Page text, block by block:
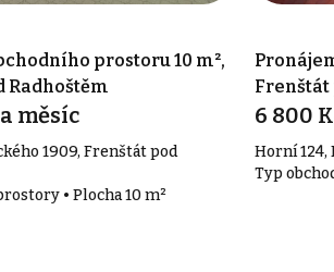
prostoru 10 m²,
Radhoštěm
měsíc
1909, Frenštát pod
• Plocha 10 m²
Frenštát
6 800
Horní 124,
Typ